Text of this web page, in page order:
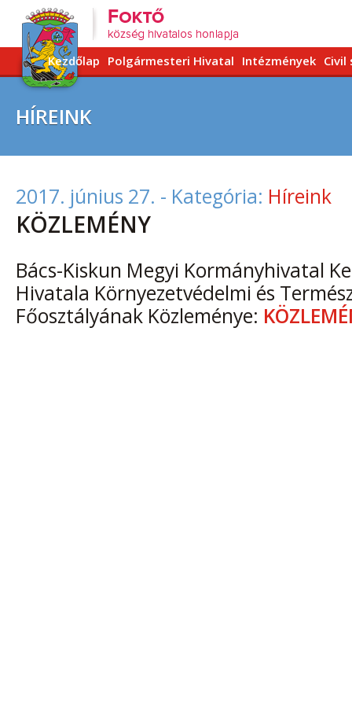
Kezdőlap Polgármesteri Hivatal Intézmények Civil
HÍREINK
2017. június 27. - Kategória: Híreink
KÖZLEMÉNY
Bács-Kiskun Megyi Kormányhivatal
Hivatala Környezetvédelmi és
Főosztályának Közleménye: